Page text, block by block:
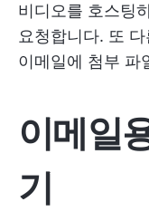
비디오를 호스팅
요청합니다. 또
이메일에 첨부 파
이메일
기